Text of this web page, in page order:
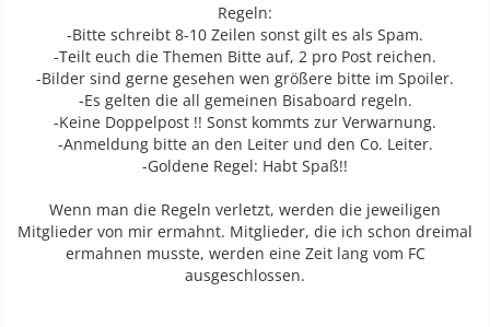
Regeln:
-Bitte schreibt 8-10 Zeilen sonst gilt es als Spam.
-Teilt euch die Themen Bitte auf, 2 pro Post reichen.
-Bilder sind gerne gesehen wen größere bitte im Spoiler.
-Es gelten die all gemeinen Bisaboard regeln.
-Keine Doppelpost !! Sonst kommts zur Verwarnung.
-Anmeldung bitte an den Leiter und den Co. Leiter.
-Goldene Regel: Habt Spaß!!
Wenn man die Regeln verletzt, werden die jeweiligen
Mitglieder von mir ermahnt. Mitglieder, die ich schon dreimal
ermahnen musste, werden eine Zeit lang vom FC
ausgeschlossen.